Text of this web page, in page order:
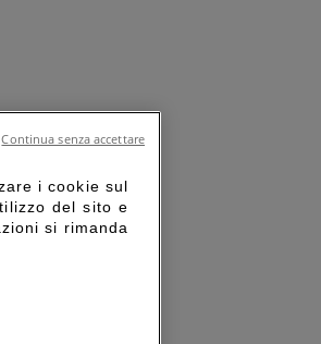
i cookie sul
del sito e
si rimanda
Continua senza accettare